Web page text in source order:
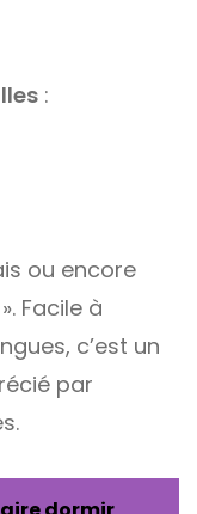
:
ou encore
Facile à
c’est un
par